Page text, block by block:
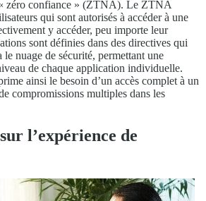
zéro confiance » (ZTNA). Le ZTNA
qui sont autorisés à accéder à une
y accéder, peu importe leur
sont définies dans des directives qui
nuage de sécurité, permettant une
de chaque application individuelle.
ainsi le besoin d’un accès complet à un
compromissions multiples dans les
l’expérience de